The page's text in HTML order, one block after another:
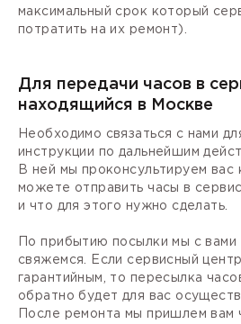
максимальный срок который
потратить на их ремонт).
Для передачи часов в
находящийся в Москве
Необходимо связаться с нами
инструкции по дальнейшим
В ней мы проконсультируем вас
можете отправить часы в
и что для этого нужно сделать.
По прибытию посылки мы с вами
свяжемся. Если сервисный
гарантийным, то пересылка
обратно будет для вас
После ремонта мы пришлем вам